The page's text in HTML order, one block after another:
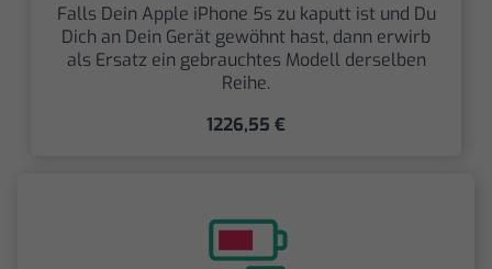
Falls Dein Apple iPhone 5s zu kaputt ist und Du
Dich an Dein Gerät gewöhnt hast, dann erwirb
als Ersatz ein gebrauchtes Modell derselben
Reihe.
1226,55 €